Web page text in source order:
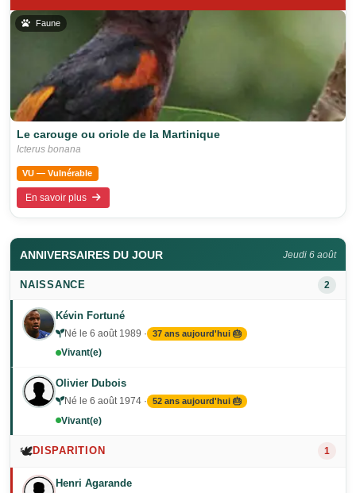
Faune
Le carouge ou oriole de la Martinique
Icterus bonana
VU — Vulnérable
En savoir plus
ANNIVERSAIRES DU JOUR Jeudi 6 août
NAISSANCE 2
Kévin Fortuné
Né le 6 août 1989 · 37 ans aujourd'hui 🎂
Vivant(e)
Olivier Dubois
Né le 6 août 1974 · 52 ans aujourd'hui 🎂
Vivant(e)
🕊️DISPARITION 1
Henri Agarande